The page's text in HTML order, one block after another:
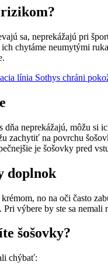
rizikom?
sa, neprekážajú pri
chytáme neumytými
línia Sothys chráni
neprekážajú, môžu si
zachytiť na povrchu
je šošovky pred
doplnok
no na oči často
výbere by ste sa
šošovky?
chýbať: